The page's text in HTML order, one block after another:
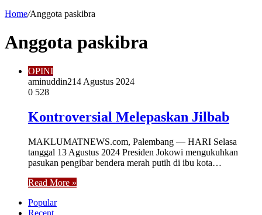
Home/Anggota paskibra
Anggota paskibra
OPINI
aminuddin214 Agustus 2024
0 528
Kontroversial Melepaskan Jilbab
MAKLUMATNEWS.com, Palembang — HARI Selasa
tanggal 13 Agustus 2024 Presiden Jokowi mengukuhkan
pasukan pengibar bendera merah putih di ibu kota…
Read More »
Popular
Recent